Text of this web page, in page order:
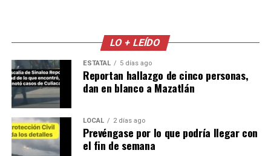
LO + LEÍDO
ESTATAL 5 días ago
Reportan hallazgo de cinco personas,
dan en blanco a Mazatlán
LOCAL 2 días ago
Prevéngase por lo que podría llegar con
el fin de semana